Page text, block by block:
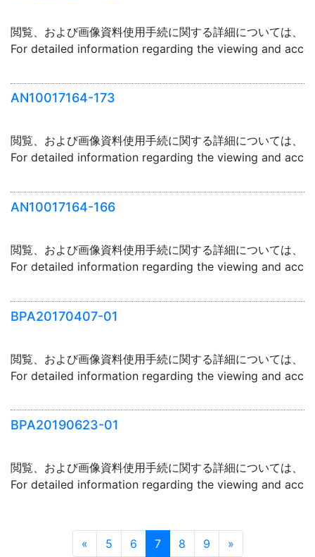
閲覧、および画像資料使用手続に関する詳細については、「
For detailed information regarding the viewing and
AN10017164-173
閲覧、および画像資料使用手続に関する詳細については、「
For detailed information regarding the viewing and
AN10017164-166
閲覧、および画像資料使用手続に関する詳細については、「
For detailed information regarding the viewing and
BPA20170407-01
閲覧、および画像資料使用手続に関する詳細については、「
For detailed information regarding the viewing and
BPA20190623-01
閲覧、および画像資料使用手続に関する詳細については、「
For detailed information regarding the viewing and
« Prev
5 6 7 8 9 Next
»